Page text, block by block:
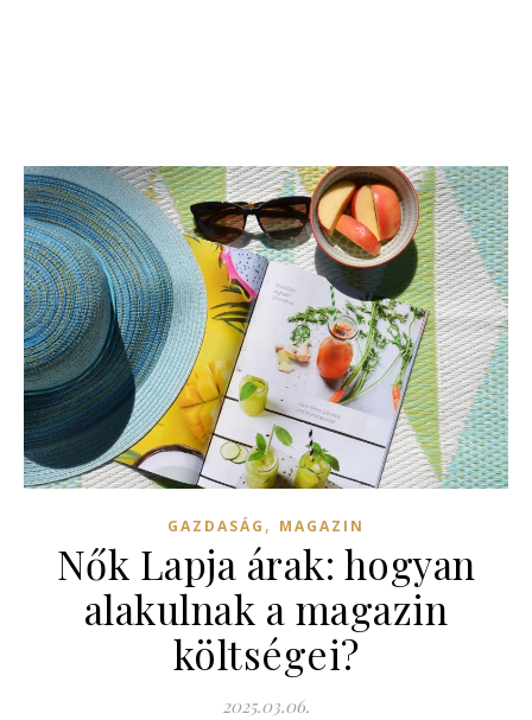
GAZDASÁG , MAGAZIN
Nők Lapja árak: hogyan
alakulnak a magazin
költségei?
2025.03.06.